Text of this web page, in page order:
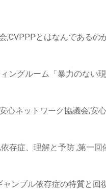
,CVPPPとはなんである
ングルーム「暴力のない
ネットワーク協議会,安
存症、理解と予防 ,第一
ンブル依存症の特質と回